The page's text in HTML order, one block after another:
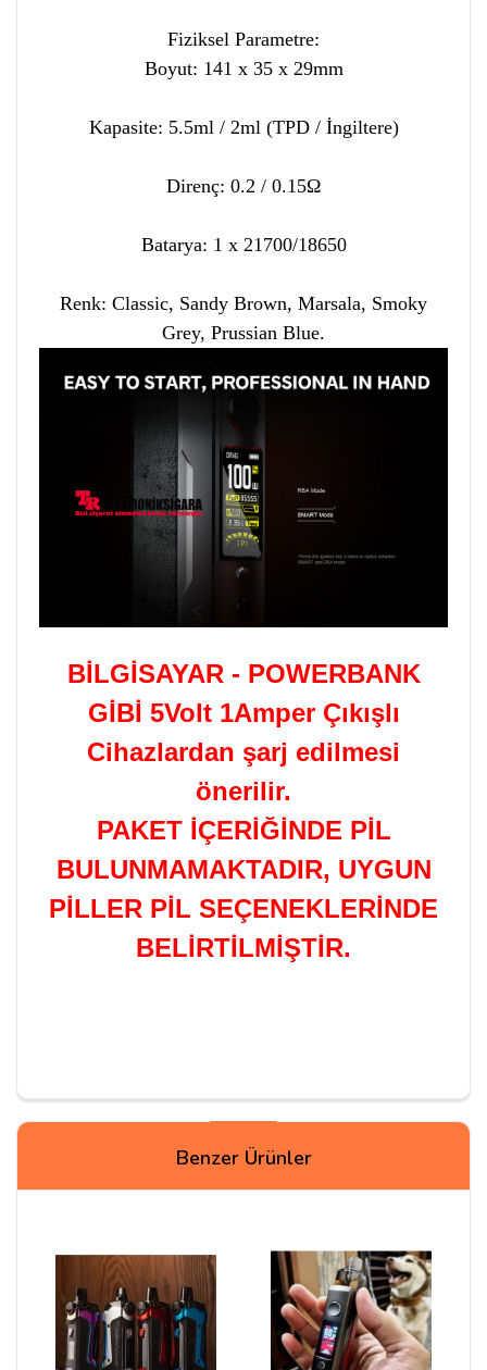
Fiziksel Parametre:
Boyut: 141 x 35 x 29mm
Kapasite: 5.5ml / 2ml (TPD / İngiltere)
Direnç: 0.2 / 0.15Ω
Batarya: 1 x 21700/18650
Renk: Classic, Sandy Brown, Marsala, Smoky
Grey, Prussian Blue.
BİLGİSAYAR - POWERBANK
GİBİ 5Volt 1Amper Çıkışlı
Cihazlardan şarj edilmesi
önerilir.
PAKET İÇERİĞİNDE PİL
BULUNMAMAKTADIR, UYGUN
PİLLER PİL SEÇENEKLERİNDE
BELİRTİLMİŞTİR.
Normal de böyle aldığım ürünlere yorum falan
yapmakla uğraşmam arkadaşlar ancak bu site baya iyi
yapıyor işini hafta sonunu saymayın 1 günde kargom
geldi bin küsur civarı alışveriş yaptım güvensizliğim de
vardı aslında bu yüzden kapıda ödemeli aldım ama
Benzer Ürünler